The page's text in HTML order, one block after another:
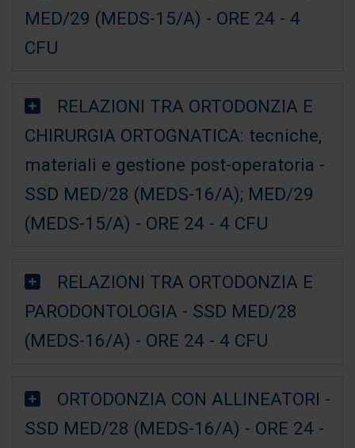
MED/29 (MEDS-15/A) - ORE 24 - 4
CFU
RELAZIONI TRA ORTODONZIA E
CHIRURGIA ORTOGNATICA: tecniche,
materiali e gestione post-operatoria -
SSD MED/28 (MEDS-16/A); MED/29
(MEDS-15/A) - ORE 24 - 4 CFU
RELAZIONI TRA ORTODONZIA E
PARODONTOLOGIA - SSD MED/28
(MEDS-16/A) - ORE 24 - 4 CFU
ORTODONZIA CON ALLINEATORI -
SSD MED/28 (MEDS-16/A) - ORE 24 -